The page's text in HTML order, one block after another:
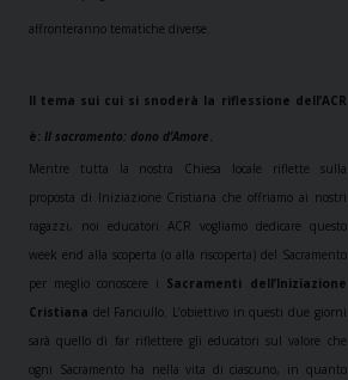
affronteranno tematiche diverse.
Il tema sui cui si snoderà la riflessione dell’ACR
è: Il sacramento: dono d’Amore.
Mentre tutta la nostra Chiesa locale riflette sulla
proposta di Iniziazione Cristiana che offriamo ai nostri
ragazzi, noi educatori ACR vogliamo dedicare questo
week end alla scoperta (o alla riscoperta) del Sacramento
per meglio conoscere i Sacramenti dell’Iniziazione
Cristiana del Fanciullo. L’obiettivo in questi due giorni
sarà quello di far riflettere gli educatori sul valore che
ogni Sacramento ha nella vita di ciascuno, in quanto